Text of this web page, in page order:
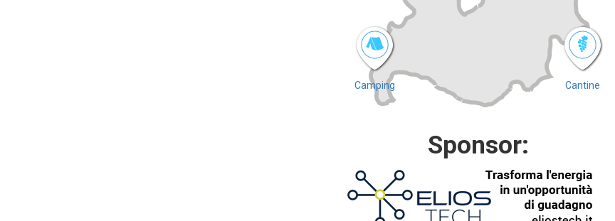
Camping Cantine
Sponsor: